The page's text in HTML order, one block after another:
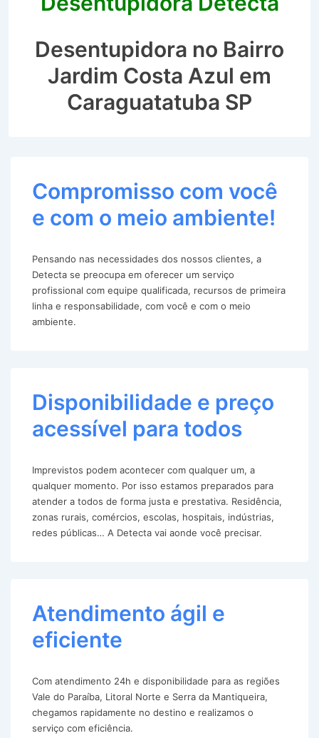
Desentupidora no Bairro
Jardim Costa Azul em
Caraguatatuba SP
Compromisso com você
e com o meio ambiente!
Pensando nas necessidades dos nossos clientes, a
Detecta se preocupa em oferecer um serviço
profissional com equipe qualificada, recursos de primeira
linha e responsabilidade, com você e com o meio
ambiente.
Disponibilidade e preço
acessível para todos
Imprevistos podem acontecer com qualquer um, a
qualquer momento. Por isso estamos preparados para
atender a todos de forma justa e prestativa. Residência,
zonas rurais, comércios, escolas, hospitais, indústrias,
redes públicas… A Detecta vai aonde você precisar.
Atendimento ágil e
eficiente
Com atendimento 24h e disponibilidade para as regiões
Vale do Paraíba, Litoral Norte e Serra da Mantiqueira,
chegamos rapidamente no destino e realizamos o
serviço com eficiência.